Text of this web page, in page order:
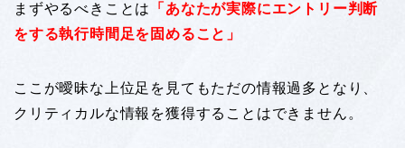
まずやるべきことは
「 あなたが実際にエントリー判断
をする執行時間足を固めること」
ここが曖昧な上位足を見てもただの情報過多となり、
クリティカルな情報を獲得することはできません。